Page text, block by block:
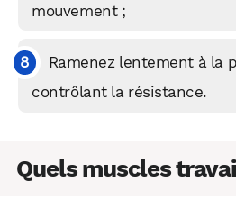
mouvement ;
Ramenez lentement à la
contrôlant la résistance.
Quels muscles